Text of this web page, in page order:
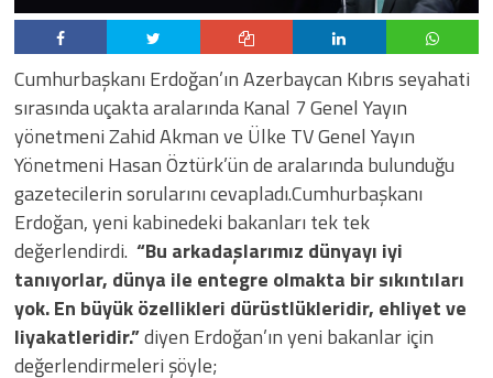
Cumhurbaşkanı Erdoğan’ın Azerbaycan Kıbrıs seyahati
sırasında uçakta aralarında Kanal 7 Genel Yayın
yönetmeni Zahid Akman ve Ülke TV Genel Yayın
Yönetmeni Hasan Öztürk’ün de aralarında bulunduğu
gazetecilerin sorularını cevapladı.Cumhurbaşkanı
Erdoğan, yeni kabinedeki bakanları tek tek
değerlendirdi. “Bu arkadaşlarımız dünyayı iyi
tanıyorlar, dünya ile entegre olmakta bir sıkıntıları
yok. En büyük özellikleri dürüstlükleridir, ehliyet ve
liyakatleridir.”diyen Erdoğan’ın yeni bakanlar için
değerlendirmeleri şöyle;